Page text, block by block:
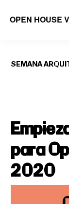
OPEN HOUSE
SEMANA
para
2020